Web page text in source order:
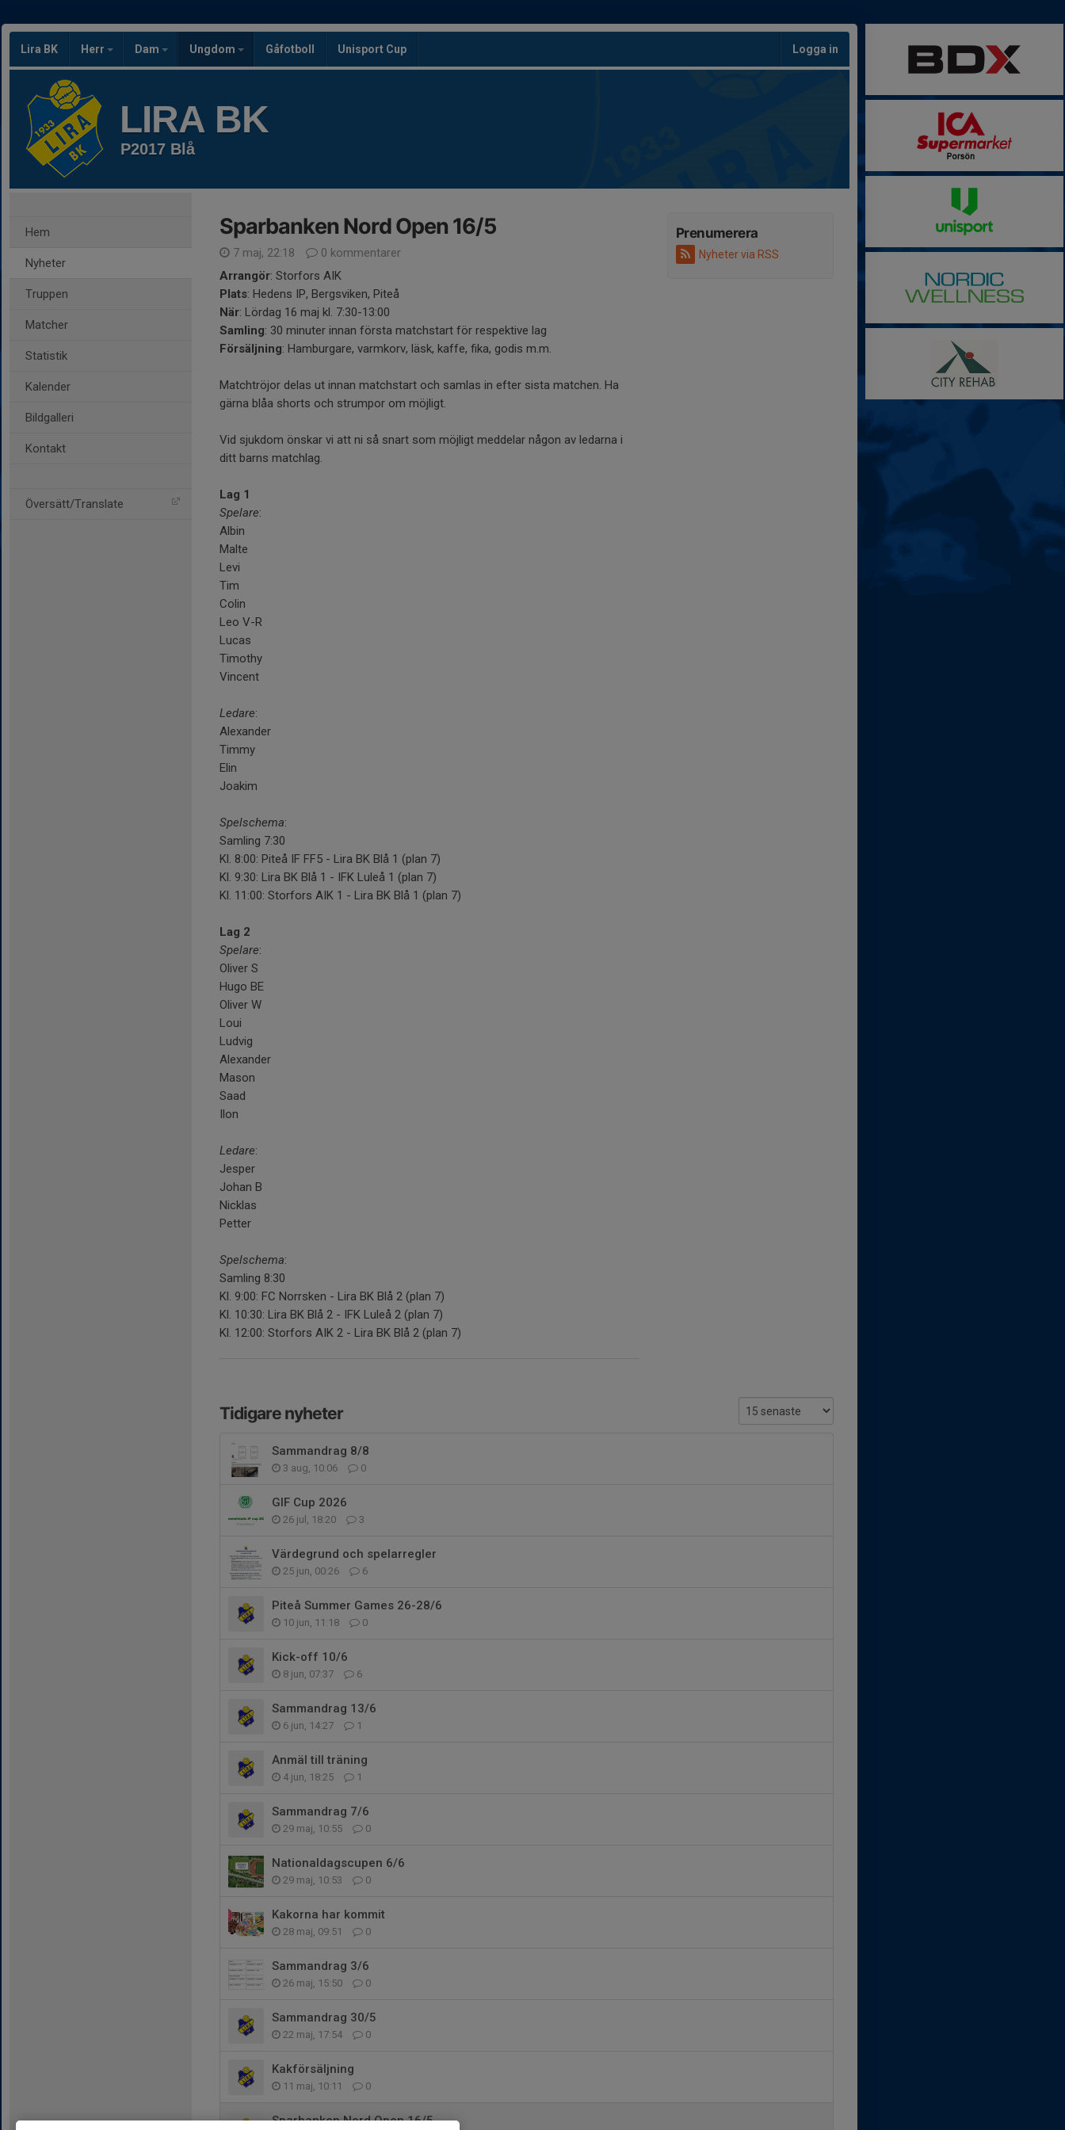
Lira BK Herr Dam Ungdom Gåfotboll Unisport Cup Logga in
LIRA BK
P2017 Blå
Hem
Nyheter
Truppen
Matcher
Statistik
Kalender
Bildgalleri
Kontakt
Översätt/Translate
Prenumerera
Nyheter via RSS
Sparbanken Nord Open 16/5
7 maj, 22:18
0 kommentarer
Arrangör: Storfors AIK
Plats: Hedens IP, Bergsviken, Piteå
När: Lördag 16 maj kl. 7:30-13:00
Samling: 30 minuter innan första matchstart för respektive lag
Försäljning: Hamburgare, varmkorv, läsk, kaffe, fika, godis m.m.
Matchtröjor delas ut innan matchstart och samlas in efter sista matchen. Ha
gärna blåa shorts och strumpor om möjligt.
Vid sjukdom önskar vi att ni så snart som möjligt meddelar någon av ledarna i
ditt barns matchlag.
Lag 1
Spelare:
Albin
Malte
Levi
Tim
Colin
Leo V-R
Lucas
Timothy
Vincent
Ledare:
Alexander
Timmy
Elin
Joakim
Spelschema:
Samling 7:30
Kl. 8:00: Piteå IF FF5 - Lira BK Blå 1 (plan 7)
Kl. 9:30: Lira BK Blå 1 - IFK Luleå 1 (plan 7)
Kl. 11:00: Storfors AIK 1 - Lira BK Blå 1 (plan 7)
Lag 2
Spelare:
Oliver S
Hugo BE
Oliver W
Loui
Ludvig
Alexander
Mason
Saad
Ilon
Ledare:
Jesper
Johan B
Nicklas
Petter
Spelschema:
Samling 8:30
Kl. 9:00: FC Norrsken - Lira BK Blå 2 (plan 7)
Kl. 10:30: Lira BK Blå 2 - IFK Luleå 2 (plan 7)
Kl. 12:00: Storfors AIK 2 - Lira BK Blå 2 (plan 7)
Tidigare nyheter
Sammandrag 8/8
3 aug, 10:06 0
GIF Cup 2026
26 jul, 18:20 3
Värdegrund och spelarregler
25 jun, 00:26 6
Piteå Summer Games 26-28/6
10 jun, 11:18 0
Kick-off 10/6
8 jun, 07:37 6
Sammandrag 13/6
6 jun, 14:27 1
Anmäl till träning
4 jun, 18:25 1
Sammandrag 7/6
29 maj, 10:55 0
Nationaldagscupen 6/6
29 maj, 10:53 0
Kakorna har kommit
28 maj, 09:51 0
Sammandrag 3/6
26 maj, 15:50 0
Sammandrag 30/5
22 maj, 17:54 0
Kakförsäljning
11 maj, 10:11 0
Sparbanken Nord Open 16/5